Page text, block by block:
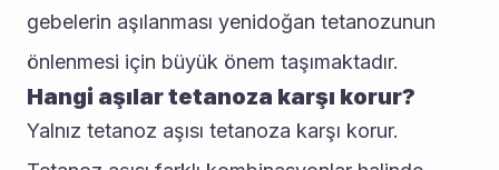
gebelerin aşılanması yenidoğan tetanozunun
önlenmesi için büyük önem taşımaktadır.
Hangi aşılar tetanoza karşı korur?
Yalnız tetanoz aşısı tetanoza karşı korur.